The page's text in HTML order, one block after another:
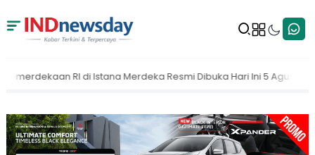
Resmi Dibuka Hari Ini 5 Agustus 2026 MAKI Dorong KPK